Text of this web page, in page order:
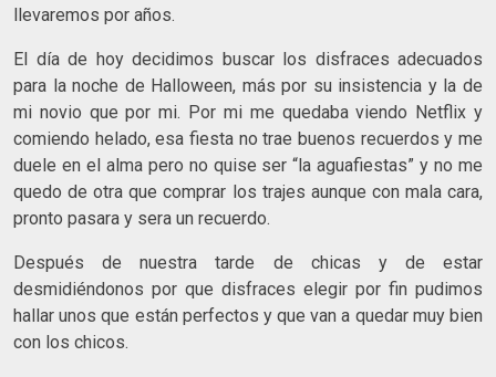
llevaremos por años.
El día de hoy decidimos buscar los disfraces adecuados
para la noche de Halloween, más por su insistencia y la de
mi novio que por mi. Por mi me quedaba viendo Netflix y
comiendo helado, esa fiesta no trae buenos recuerdos y me
duele en el alma pero no quise ser “la aguafiestas” y no me
quedo de otra que comprar los trajes aunque con mala cara,
pronto pasara y sera un recuerdo.
Después de nuestra tarde de chicas y de estar
desmidiéndonos por que disfraces elegir por fin pudimos
hallar unos que están perfectos y que van a quedar muy bien
con los chicos.